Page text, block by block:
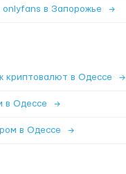
в Запорожье →
криптовалют в Одессе →
в Одессе →
в Одессе →